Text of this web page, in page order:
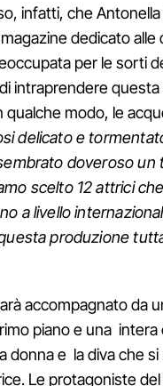
infatti, che Antonella
dedicato alle
per le sorti
intraprendere questa
qualche modo, le
delicato e
doveroso un
scelto 12 attrici
a livello
produzione
accompagnato da
piano e una intera
donna e la diva che
Le protagoniste